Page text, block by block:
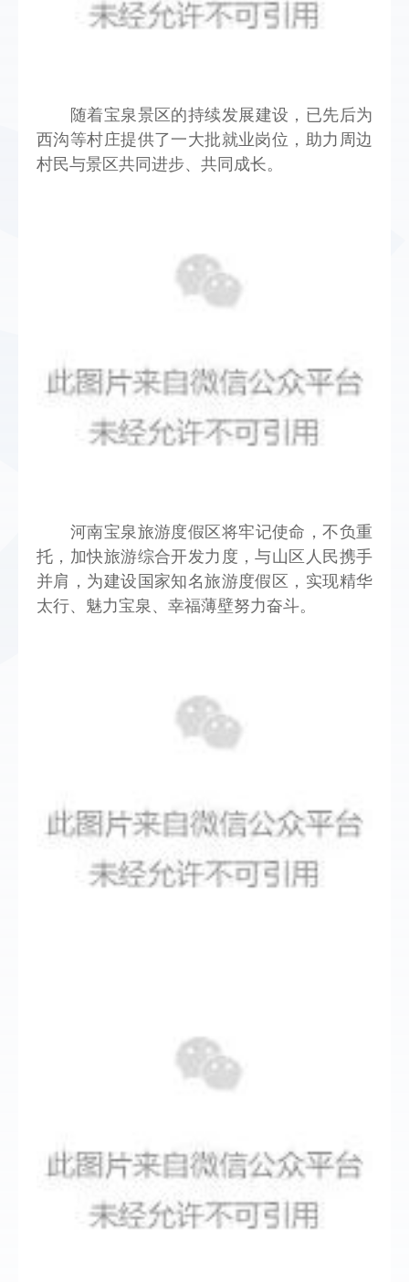
随着宝泉景区的持续发展建设，已先后为
西沟等村庄提供了一大批就业岗位，助力周边
村民与景区共同进步、共同成长。
河南宝泉旅游度假区将牢记使命，不负重
托，加快旅游综合开发力度，与山区人民携手
并肩，为建设国家知名旅游度假区，实现精华
太行、魅力宝泉、幸福薄壁努力奋斗。